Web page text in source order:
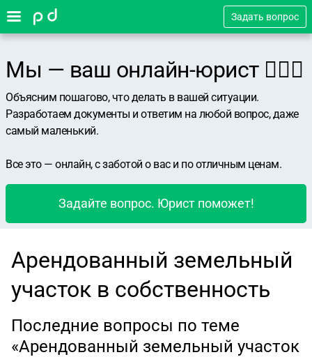
Задать вопрос
Мы — ваш онлайн-юрист 👨🏻‍⚖️
Объясним пошагово, что делать в вашей ситуации.
Разработаем документы и ответим на любой вопрос, даже
самый маленький.
Все это — онлайн, с заботой о вас и по отличным ценам.
Задайте вопрос. Юрист поможет!
Арендованный земельный
участок в собственность
Последние вопросы по теме
«Арендованный земельный участок